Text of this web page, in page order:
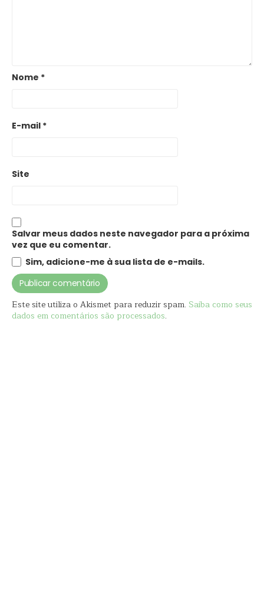
Nome *
E-mail *
Site
Salvar meus dados neste navegador para a próxima
vez que eu comentar.
Sim, adicione-me à sua lista de e-mails.
Este site utiliza o Akismet para reduzir spam. Saiba como seus
dados em comentários são processados.